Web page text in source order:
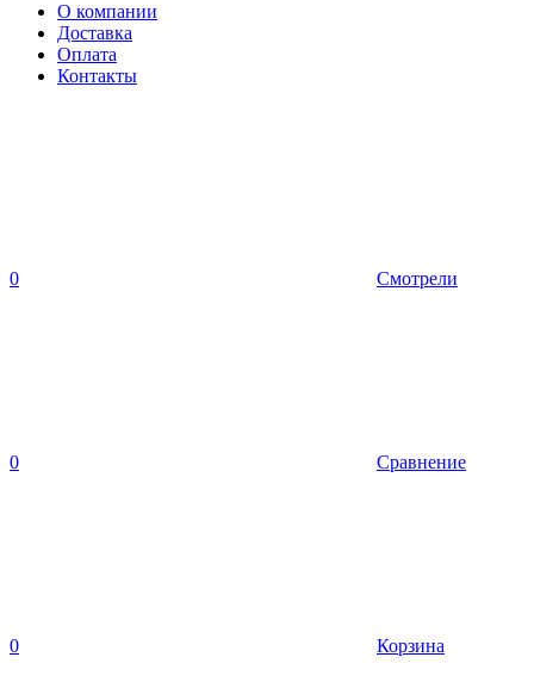
О компании
Доставка
Оплата
Контакты
0 Смотрели
0 Сравнение
0 Корзина